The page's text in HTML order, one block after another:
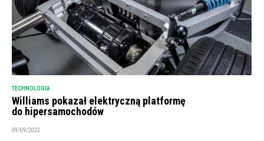
TECHNOLOGIA
Williams pokazał elektryczną platformę
do hipersamochodów
09/09/2022